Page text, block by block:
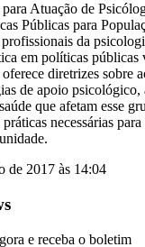
Atuação de
Públicas para
da
em políticas públicas
diretrizes sobre
de apoio psicológico,
que afetam esse
necessárias
de 2017 às 14:04
e receba o boletim